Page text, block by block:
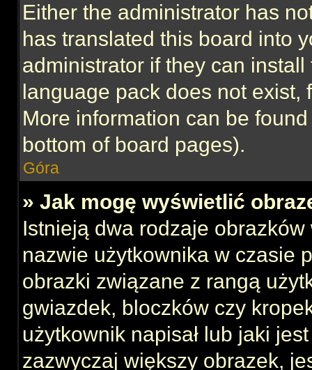
Either the administrator has
has translated this board into
administrator if they can
language pack does not exist,
More information can be
bottom of board pages).
Góra
» Jak mogę wyświetlić
Istnieją dwa rodzaje
nazwie użytkownika w czasie
obrazki związane z rangą
gwiazdek, bloczków czy
użytkownik napisał lub jaki
zazwyczaj większy obrazek,